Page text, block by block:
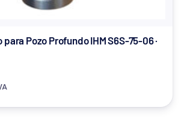
Pozo Profundo IHM S6S-75-06 ·